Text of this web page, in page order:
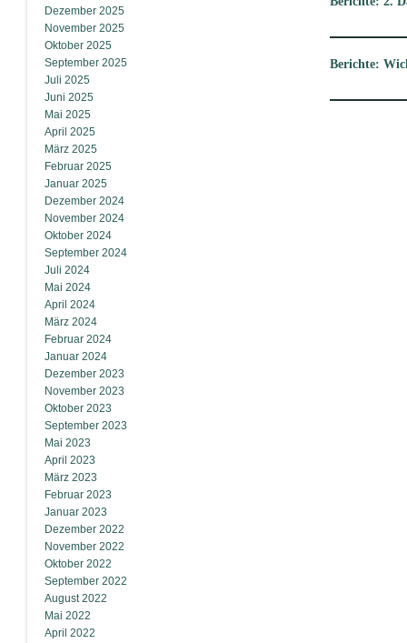
Dezember 2025
November 2025
Oktober 2025
September 2025
Juli 2025
Juni 2025
Mai 2025
April 2025
März 2025
Februar 2025
Januar 2025
Dezember 2024
November 2024
Oktober 2024
September 2024
Juli 2024
Mai 2024
April 2024
März 2024
Februar 2024
Januar 2024
Dezember 2023
November 2023
Oktober 2023
September 2023
Mai 2023
April 2023
März 2023
Februar 2023
Januar 2023
Dezember 2022
November 2022
Oktober 2022
September 2022
August 2022
Mai 2022
April 2022
Berichte: